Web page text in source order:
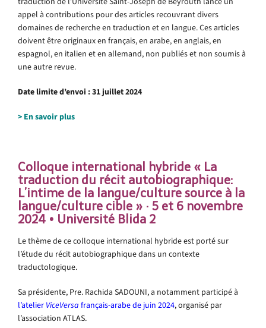
appel à contributions pour des articles recouvrant divers
domaines de recherche en traduction et en langue. Ces articles
doivent être originaux en français, en arabe, en anglais, en
espagnol, en italien et en allemand, non publiés et non soumis à
une autre revue.
Date limite d’envoi : 31 juillet 2024
> En savoir plus
Colloque international hybride « La
traduction du récit autobiographique:
L’intime de la langue/culture source à la
langue/culture cible » · 5 et 6 novembre
2024 • Université Blida 2
Le thème de ce colloque international hybride est porté sur
l’étude du récit autobiographique dans un contexte
traductologique.
Sa présidente, Pre. Rachida SADOUNI, a notamment participé à
l’atelier ViceVersa français-arabe de juin 2024, organisé par
l’association ATLAS.